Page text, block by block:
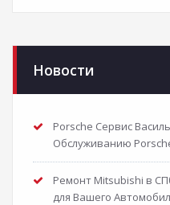
Новости
Porsche Сервис
Обслуживанию
Ремонт Mitsubishi в
для Вашего